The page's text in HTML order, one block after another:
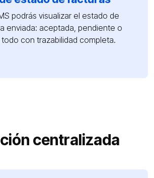
podrás visualizar el estado de
enviada: aceptada, pendiente o
con trazabilidad completa.
centralizada